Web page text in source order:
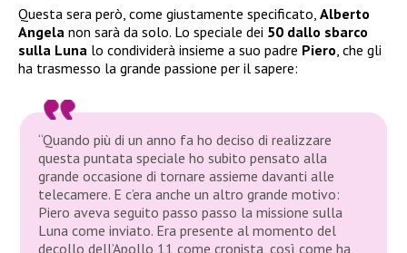
Questa sera però, come giustamente specificato, Alberto
Angela non sarà da solo. Lo speciale dei 50 dallo sbarco
sulla Luna lo condividerà insieme a suo padre Piero , che gli
ha trasmesso la grande passione per il sapere:
“Quando più di un anno fa ho deciso di realizzare
questa puntata speciale ho subito pensato alla
grande occasione di tornare assieme davanti alle
telecamere. E c’era anche un altro grande motivo:
Piero aveva seguito passo passo la missione sulla
Luna come inviato. Era presente al momento del
decollo dell’Apollo 11 come cronista, così come ha